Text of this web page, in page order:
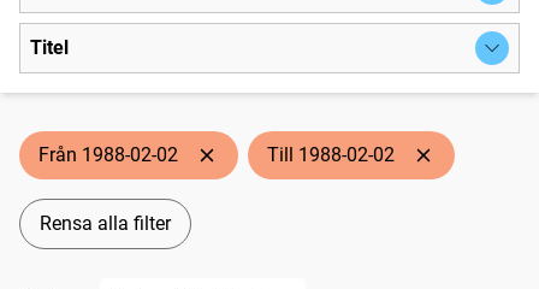
Titel
Från 1988-02-02 Till 1988-02-02
Rensa alla filter